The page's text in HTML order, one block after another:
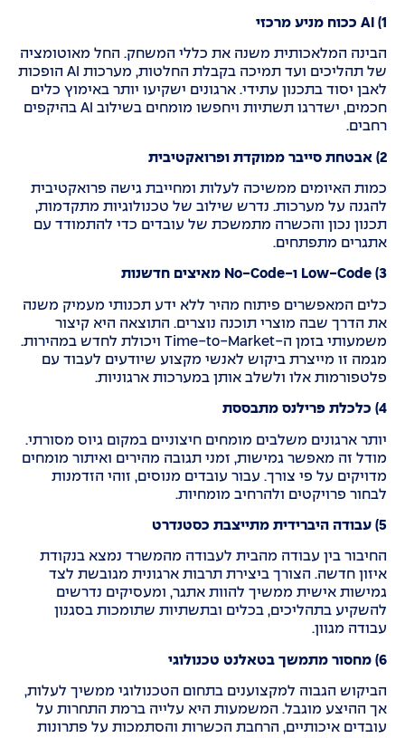
1) AI ככוח מניע מרכזי
הבינה המלאכותית משנה את כללי המשחק. החל מאוטומציה
של תהליכים ועד תמיכה בקבלת החלטות, מערכות AI הופכות
לאבן יסוד בתכנון עתידי. ארגונים ישקיעו יותר באימוץ כלים
חכמים, ישדרגו תשתיות ויחפשו מומחים בשילוב AI בהיקפים
רחבים.
2) אבטחת סייבר ממוקדת ופרואקטיבית
כמות האיומים ממשיכה לעלות ומחייבת גישה פרואקטיבית
להגנה על מערכות. נדרש שילוב של טכנולוגיות מתקדמות,
תכנון נכון והכשרה מתמשכת של עובדים כדי להתמודד עם
אתגרים מתפתחים.
3) Low-Code ו-No-Code מאיצים חדשנות
כלים המאפשרים פיתוח מהיר ללא ידע תכנותי מעמיק משנה
את הדרך שבה מוצרי תוכנה נוצרים. התוצאה היא קיצור
משמעותי בזמן ה-Time-to-Market ויכולת לחדש במהירות.
מגמה זו מייצרת ביקוש לאנשי מקצוע שיודעים לעבוד עם
פלטפורמות אלו ולשלב אותן במערכות ארגוניות.
4) כלכלת פרילנס מתבססת
יותר ארגונים משלבים מומחים חיצוניים במקום גיוס מסורתי.
מודל זה מאפשר גמישות, זמני תגובה מהירים ואיתור מומחים
מדויקים על פי צורך. עבור עובדים מנוסים, זוהי הזדמנות
לבחור פרויקטים ולהרחיב מומחיות.
5) עבודה היברידית מתייצבת כסטנדרט
החיבור בין עבודה מהבית לעבודה מהמשרד נמצא בנקודת
איזון חדשה. הצורך ביצירת תרבות ארגונית מגובשת לצד
גמישות אישית ממשיך להוות אתגר, ומעסיקים נדרשים
להשקיע בתהליכים, בכלים ובתשתיות שתומכות בסגנון
עבודה מגוון.
6) מחסור מתמשך בטאלנט טכנולוגי
הביקוש הגבוה למקצוענים בתחום הטכנולוגי ממשיך לעלות,
אך ההיצע מוגבל. המשמעות היא עלייה ברמת התחרות על
עובדים איכותיים, הרחבת הכשרות והסתמכות על פתרונות